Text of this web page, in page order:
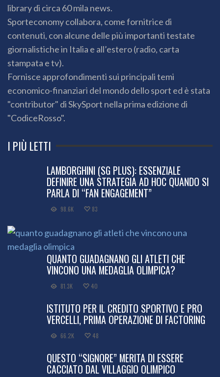
library di circa 60 mila news.
Sporteconomy collabora, come fornitrice di
contenuti, con alcune delle più importanti testate
giornalistiche in Italia e all’estero (radio, carta
stampata e tv).
Fornisce approfondimenti sui principali temi
economico-finanziari del mondo dello sport ed è stata
"contributor" di SkySport nella prima edizione di
"CodiceRosso".
I PIÙ LETTI
LAMBORGHINI (SG PLUS): ESSENZIALE
DEFINIRE UNA STRATEGIA AD HOC QUANDO SI
PARLA DI “FAN ENGAGEMENT”
98.6K 83
QUANTO GUADAGNANO GLI ATLETI CHE
VINCONO UNA MEDAGLIA OLIMPICA?
81.3K 40
ISTITUTO PER IL CREDITO SPORTIVO E PRO
VERCELLI, PRIMA OPERAZIONE DI FACTORING
66.2K 48
QUESTO “SIGNORE” MERITA DI ESSERE
CACCIATO DAL VILLAGGIO OLIMPICO